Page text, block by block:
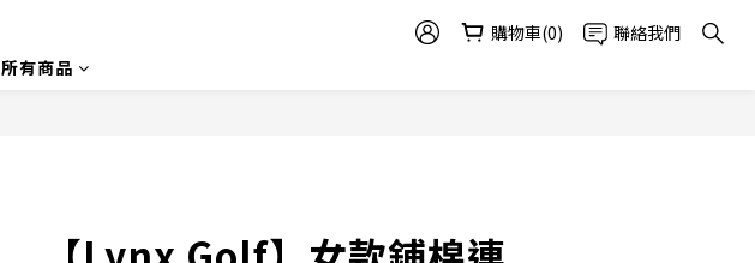
購物車(0)
聯絡我們
所有商品